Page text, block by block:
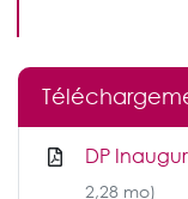
DP
2,28 mo)